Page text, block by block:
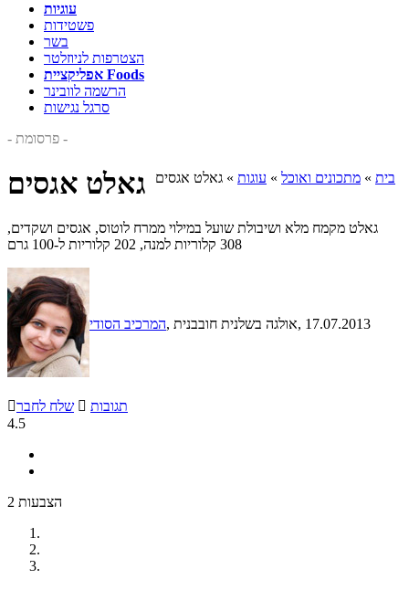
עוגיות
פשטידות
בשר
הצטרפות לניוזלטר
אפליקציית Foods
הרשמה לוובינר
סרגל נגישות
- פרסומת -
בית » מתכונים ואוכל » עוגות » גאלט אגסים גאלט אגסים
גאלט מקמח מלא ושיבולת שועל במילוי ממרח לוטוס, אגסים ושקדים,
308 קלוריות למנה, 202 קלוריות ל-100 גרם
המרכיב הסודי , אולגה בשלנית חובבנית, 17.07.2013
שלח לחבר  תגובות
4.5
2 הצבעות